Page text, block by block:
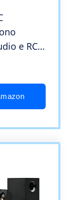
e RCA
Letto